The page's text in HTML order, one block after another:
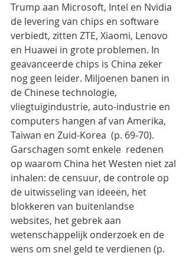
Trump aan Microsoft, Intel en Nvidia
de levering van chips en software
verbiedt, zitten ZTE, Xiaomi, Lenovo
en Huawei in grote problemen. In
geavanceerde chips is China zeker
nog geen leider. Miljoenen banen in
de Chinese technologie,
vliegtuigindustrie, auto-industrie en
computers hangen af van Amerika,
Taiwan en Zuid-Korea  (p. 69-70).
Garschagen somt enkele  redenen
op waarom China het Westen niet zal
inhalen: de censuur, de controle op
de uitwisseling van ideeën, het
blokkeren van buitenlandse
websites, het gebrek aan
wetenschappelijk onderzoek en de
wens om snel geld te verdienen (p.